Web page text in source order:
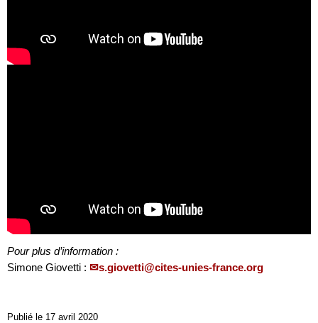
Pour plus d’information :
Simone Giovetti :
s.giovetti@cites-unies-france.org
Publié le 17 avril 2020